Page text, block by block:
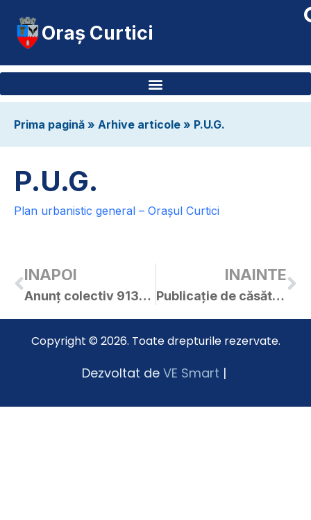
Oraș Curtici
Prima pagină » Arhive articole » P.U.G.
P.U.G.
Plan urbanistic general – Orașul Curtici
INAPOI
Anunț colectiv 9137/17.06.2016
INAINTE
Publicație de căsătorie – Crișan Ilie-Ion / Mihaly Iustina-Hajni
Copyright © 2026. Toate drepturile rezervate.
Dezvoltat de VE Smart |